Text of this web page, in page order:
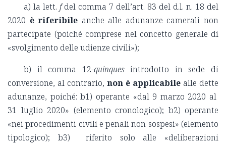
a) la lett. fdel comma 7 dell’art. 83 del d.l. n. 18 del
2020 è riferibile anche alle adunanze camerali non
partecipate (poiché comprese nel concetto generale di
«svolgimento delle udienze civili»);
b) il comma 12-quinquesintrodotto in sede di
conversione, al contrario, non è applicabile alle dette
adunanze, poiché: b1) operante «dal 9 marzo 2020 al
31 luglio 2020» (elemento cronologico); b2) operante
«nei procedimenti civili e penali non sospesi» (elemento
tipologico); b3) riferito solo alle «deliberazioni